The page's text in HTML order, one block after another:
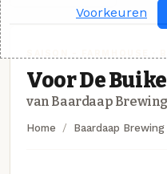
Voor De
van Baardaap Brewing
Home Baardaap Brewing
Voorkeuren